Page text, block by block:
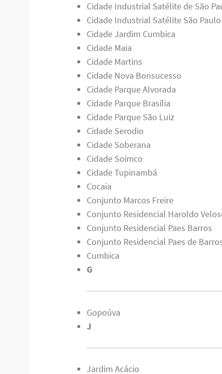
Cidade Industrial Satélite de São
Cidade Industrial Satélite São Paulo
Cidade Jardim Cumbica
Cidade Maia
Cidade Martins
Cidade Nova Bonsucesso
Cidade Parque Alvorada
Cidade Parque Brasília
Cidade Parque São Luiz
Cidade Serodio
Cidade Soberana
Cidade Soimco
Cidade Tupinambá
Cocaia
Conjunto Marcos Freire
Conjunto Residencial Haroldo
Conjunto Residencial Paes Barros
Conjunto Residencial Paes de
Cumbica
G
Gopoúva
J
Jardim Acácio